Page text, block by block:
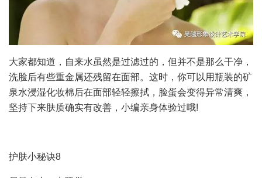
大家都知道，自来水虽然是过滤过的，但并不是那么干净，
洗脸后有些重金属还残留在面部。这时，你可以用瓶装的矿
泉水浸湿化妆棉后在面部轻轻擦拭，脸蛋会变得异常清爽，
坚持下来肤质确实有改善，小编亲身体验过哦!
护肤小秘诀8